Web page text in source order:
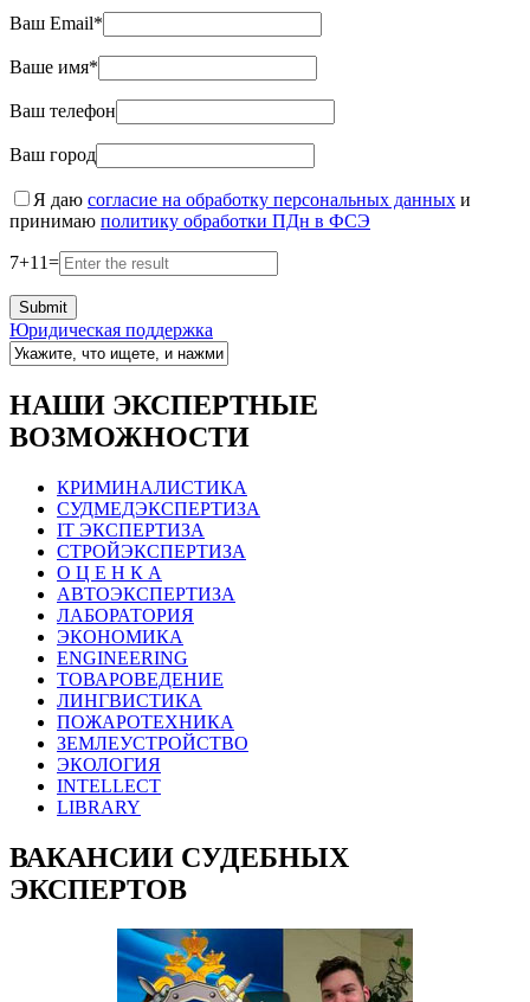
Ваш Email*
Ваше имя*
Ваш телефон
Ваш город
Я даю согласие на обработку персональных данных и
принимаю политику обработки ПДн в ФСЭ
7+11=
Юридическая поддержка
НАШИ ЭКСПЕРТНЫЕ
ВОЗМОЖНОСТИ
КРИМИНАЛИСТИКА
СУДМЕДЭКСПЕРТИЗА
IT ЭКСПЕРТИЗА
СТРОЙЭКСПЕРТИЗА
О Ц Е Н К А
АВТОЭКСПЕРТИЗА
ЛАБОРАТОРИЯ
ЭКОНОМИКА
ENGINEERING
ТОВАРОВЕДЕНИЕ
ЛИНГВИСТИКА
ПОЖАРОТЕХНИКА
ЗЕМЛЕУСТРОЙСТВО
ЭКОЛОГИЯ
INTELLECT
LIBRARY
ВАКАНСИИ СУДЕБНЫХ
ЭКСПЕРТОВ